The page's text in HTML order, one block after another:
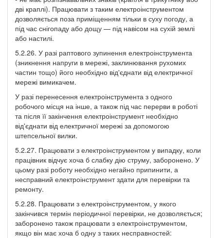
дві краплі). Працювати з таким електроінструментом
дозволяється поза приміщенням тільки в суху погоду, а
під час снігопаду або дощу — під навісом на сухій землі
або настилі.
5.2.26. У разі раптового зупинення електроінструмента
(зникнення напруги в мережі, заклинювання рухомих
частин тощо) його необхідно від'єднати від електричної
мережі вимикачем.
У разі перенесення електроінструмента з одного
робочого місця на інше, а також під час перерви в роботі
та після її закінчення електроінструмент необхідно
від'єднати від електричної мережі за допомогою
штепсельної вилки.
5.2.27. Працювати з електроінструментом у випадку, коли
працівник відчує хоча б слабку дію струму, заборонено. У
цьому разі роботу необхідно негайно припинити, а
несправний електроінструмент здати для перевірки та
ремонту.
5.2.28. Працювати з електроінструментом, у якого
закінчився термін періодичної перевірки, не дозволяється;
заборонено також працювати з електроінструментом,
якщо він має хоча б одну з таких несправностей: